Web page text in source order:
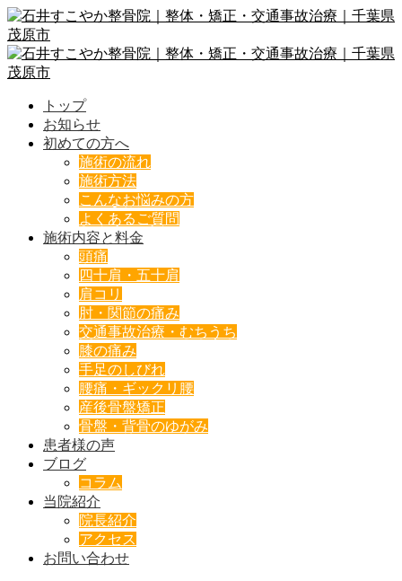
トップ
お知らせ
初めての方へ
施術の流れ
施術方法
こんなお悩みの方
よくあるご質問
施術内容と料金
頭痛
四十肩・五十肩
肩コリ
肘・関節の痛み
交通事故治療・むちうち
膝の痛み
手足のしびれ
腰痛・ギックリ腰
産後骨盤矯正
骨盤・背骨のゆがみ
患者様の声
ブログ
コラム
当院紹介
院長紹介
アクセス
お問い合わせ